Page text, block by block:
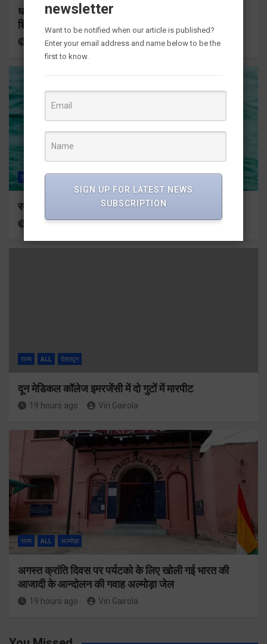
धर्मनगरी हुई शिवभक्तों से गुलजार, जहां तक नजर डालों
शिवभक्त ही शिवभक्त
18 hours ago Viri Gairola
राज्य ALL
स्नान के दौरान कांवडिया तेज बहाव की चपेट में आकर बहा
18 hours ago Viri Gairola
राज्य ALL देहरादून
दून मेडिकल कॉलेज इमरजेंसी में दो गुटों में मारपीट
19 hours ago Viri Gairola
राज्य ALL अल्मोड़ा
अगस्त क्रांति दिवस पर पर्यटको के लिए खोली गई भारत की
आजादी के आन्दोलन की गवाह अल्मोड़ा जेल
19 hours ago Viri Gairola
newsletter
Want to be notified when our article is published?
Enter your email address and name below to be the
first to know.
SIGN UP FOR LATEST NEWS
SUBSCRIPTION